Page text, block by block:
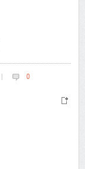
0